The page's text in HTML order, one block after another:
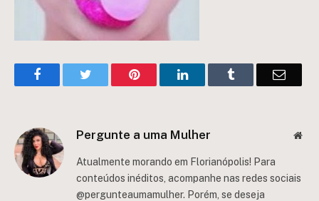
FacebookTwitter Pinterest LinkedInTumblr Email
Pergunte a uma Mulher
Atualmente morando em Florianópolis! Para
conteúdos inéditos, acompanhe nas redes sociais
@pergunteaumamulher. Porém, se deseja